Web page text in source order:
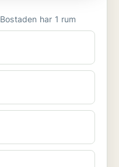
Lägenhet att hyra i Lidköping Bostaden har 1 rum